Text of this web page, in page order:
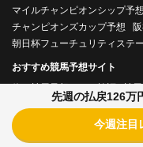
マイルチャンピオンシップ予想
チャンピオンズカップ予想
朝日杯フューチュリティステ
おすすめ競馬予想サイト
俺の競馬予想口コミ検証
競
血統シックス口コミ検証
競
ヒットメーカー口コミ検証
シンジケート口コミ検証
先週の払戻126万
今週注目